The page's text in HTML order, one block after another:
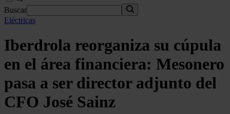
Buscar
Eléctricas
Iberdrola reorganiza su cúpula
en el área financiera: Mesonero
pasa a ser director adjunto del
CFO José Sainz